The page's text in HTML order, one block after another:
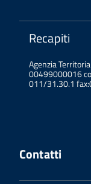
Recapiti
Agenzia
00499000016
011/31.30.1
Contatti